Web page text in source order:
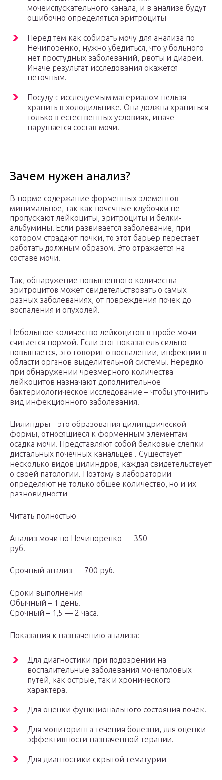
мочеиспускательного канала, и в анализе будут
ошибочно определяться эритроциты.
Перед тем как собирать мочу для анализа по
Нечипоренко, нужно убедиться, что у больного
нет простудных заболеваний, рвоты и диареи.
Иначе результат исследования окажется
неточным.
Посуду с исследуемым материалом нельзя
хранить в холодильнике. Она должна храниться
только в естественных условиях, иначе
нарушается состав мочи.
Зачем нужен анализ?
В норме содержание форменных элементов
минимальное, так как почечные клубочки не
пропускают лейкоциты, эритроциты и белки-
альбумины. Если развивается заболевание, при
котором страдают почки, то этот барьер перестает
работать должным образом. Это отражается на
составе мочи.
Так, обнаружение повышенного количества
эритроцитов может свидетельствовать о самых
разных заболеваниях, от повреждения почек до
воспаления и опухолей.
Небольшое количество лейкоцитов в пробе мочи
считается нормой. Если этот показатель сильно
повышается, это говорит о воспалении, инфекции в
области органов выделительной системы. Нередко
при обнаружении чрезмерного количества
лейкоцитов назначают дополнительное
бактериологическое исследование – чтобы уточнить
вид инфекционного заболевания.
Цилиндры – это образования цилиндрической
формы, относящиеся к форменным элементам
осадка мочи. Представляют собой белковые слепки
дистальных почечных канальцев . Существует
несколько видов цилиндров, каждая свидетельствует
о своей патологии. Поэтому в лаборатории
определяют не только общее количество, но и их
разновидности.
Читать полностью
Анализ мочи по Нечипоренко — 350
руб.
Срочный анализ — 700 руб.
Сроки выполнения
Обычный – 1 день.
Срочный – 1,5 — 2 часа.
Показания к назначению анализа:
Для диагностики при подозрении на
воспалительные заболевания мочеполовых
путей, как острые, так и хронического
характера.
Для оценки функционального состояния почек.
Для мониторинга течения болезни, для оценки
эффективности назначенной терапии.
Для диагностики скрытой гематурии.